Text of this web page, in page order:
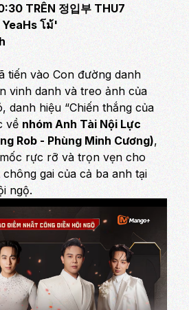
tiến vào Con đường danh
vinh danh và treo ảnh của
danh hiệu “Chiến thắng của
vềnhóm Anh Tài Nội Lực
Rob - Phùng Minh Cương),
rực rỡ và trọn vẹn cho
gai của cả ba anh tại
ngộ.